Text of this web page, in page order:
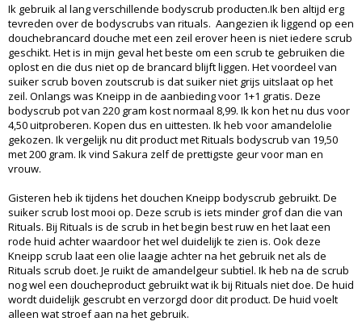
Ik gebruik al lang verschillende bodyscrub producten.Ik ben altijd erg
tevreden over de bodyscrubs van rituals. Aangezien ik liggend op een
douchebrancard douche met een zeil erover heen is niet iedere scrub
geschikt. Het is in mijn geval het beste om een scrub te gebruiken die
oplost en die dus niet op de brancard blijft liggen. Het voordeel van
suiker scrub boven zoutscrub is dat suiker niet grijs uitslaat op het
zeil. Onlangs was Kneipp in de aanbieding voor 1+1 gratis. Deze
bodyscrub pot van 220 gram kost normaal 8,99. Ik kon het nu dus voor
4,50 uitproberen. Kopen dus en uittesten. Ik heb voor amandelolie
gekozen. Ik vergelijk nu dit product met Rituals bodyscrub van 19,50
met 200 gram. Ik vind Sakura zelf de prettigste geur voor man en
vrouw.
Gisteren heb ik tijdens het douchen Kneipp bodyscrub gebruikt. De
suiker scrub lost mooi op. Deze scrub is iets minder grof dan die van
Rituals. Bij Rituals is de scrub in het begin best ruw en het laat een
rode huid achter waardoor het wel duidelijk te zien is. Ook deze
Kneipp scrub laat een olie laagje achter na het gebruik net als de
Rituals scrub doet. Je ruikt de amandelgeur subtiel. Ik heb na de scrub
nog wel een doucheproduct gebruikt wat ik bij Rituals niet doe. De huid
wordt duidelijk gescrubt en verzorgd door dit product. De huid voelt
alleen wat stroef aan na het gebruik.